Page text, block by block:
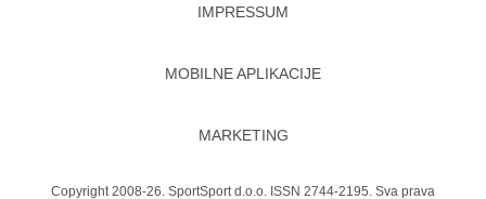
IMPRESSUM
MOBILNE APLIKACIJE
MARKETING
Copyright 2008-26. SportSport d.o.o. ISSN 2744-2195. Sva prava